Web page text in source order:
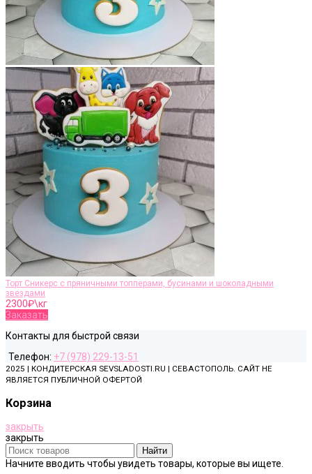
Торт Сникерс с пряничными топперами, бусинами и шоколадными
звездами
2300₽\кг
Заказать
Контакты для быстрой связи
Телефон: +7 (978) 229-13-51
2025 | КОНДИТЕРСКАЯ SEVSLADOSTI.RU | СЕВАСТОПОЛЬ. САЙТ НЕ
ЯВЛЯЕТСЯ ПУБЛИЧНОЙ ОФЕРТОЙ
Корзина
закрыть
закрыть
Найти
Начните вводить чтобы увидеть товары, которые вы ищете.